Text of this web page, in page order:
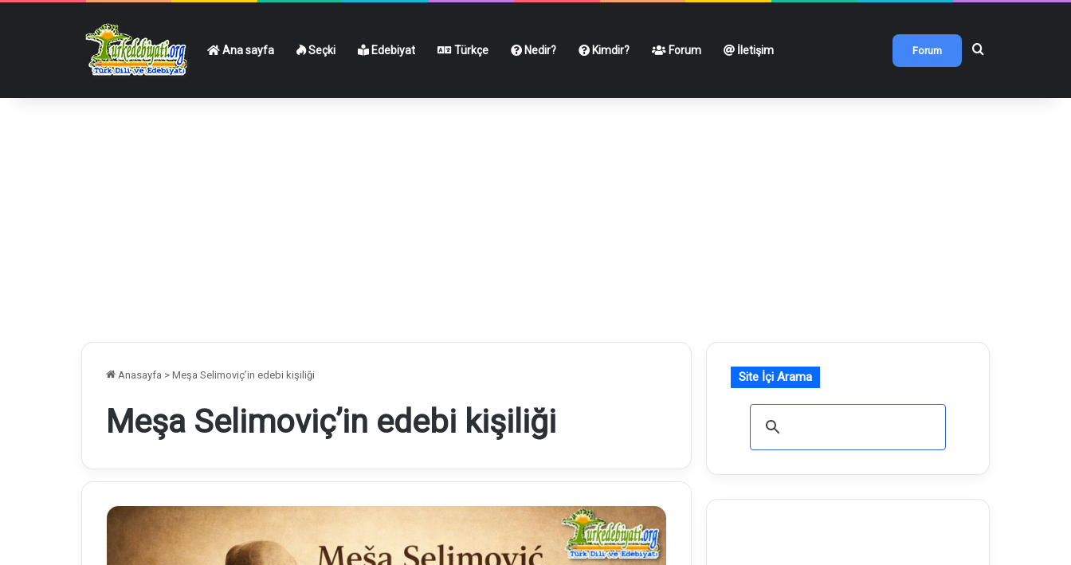
Ana sayfa Seçki Edebiyat Türkçe Nedir? Kimdir? Forum İletişim Forum Arama yap ...
Anasayfa > Meşa Selimoviç’in edebi kişiliği
Meşa Selimoviç’in edebi kişiliği
Site İçi Arama